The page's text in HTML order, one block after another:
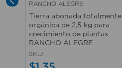
RANCHO ALEGRE
Tierra abonada totalmente
orgánica de 2,5 kg para
crecimiento de plantas -
RANCHO ALEGRE
SKU: